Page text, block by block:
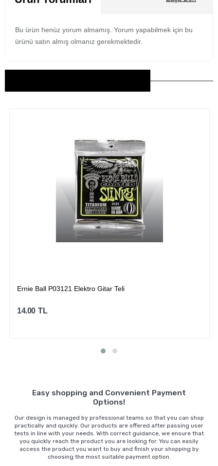
Bu ürün henüz yorum almamış. Yorum yapabilmek için bu
ürünü satın almış olmanız gerekmektedir.
Ernie Ball P03121 Elektro Gitar Teli
14.00 TL
Easy shopping and Convenient Payment
Options!
Our design is managed by professional teams so that you can shop
practically and quickly. Our products are offered after passing user
tests in line with your needs. With correct guidance, we ensure that
you quickly reach the product you are looking for. You can easily
access the product you want to buy and finish your shopping by
choosing the most suitable payment option.